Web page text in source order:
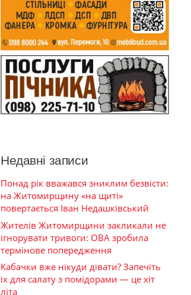
Недавні записи
Понад рік вважався зниклим безвісти:
на Житомирщину «на щиті»
повертається Іван Недашківський
Жителів Житомирщини закликали не
ігнорувати тривоги: ОВА зробила
термінове попередження
Кабачки вже нікуди дівати? Запечіть
їх для салату з помідорами — це хіт
літа